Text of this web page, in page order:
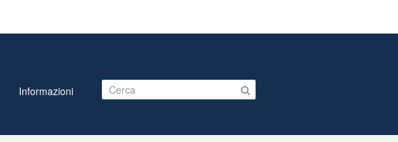
Informazioni